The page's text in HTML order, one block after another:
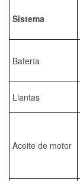
Sistema
Batería
Llantas
Aceite de motor